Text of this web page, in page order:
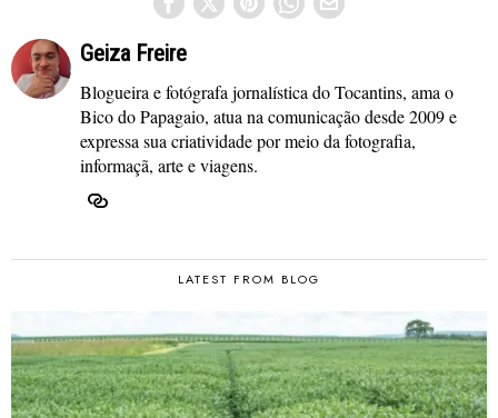
Geiza Freire
Blogueira e fotógrafa jornalística do Tocantins, ama o
Bico do Papagaio, atua na comunicação desde 2009 e
expressa sua criatividade por meio da fotografia,
informaçã, arte e viagens.
LATEST FROM BLOG